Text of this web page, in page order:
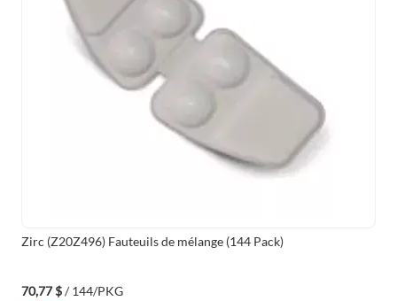
Zirc (Z20Z496) Fauteuils de mélange (144 Pack)
70,77 $/ 144/PKG